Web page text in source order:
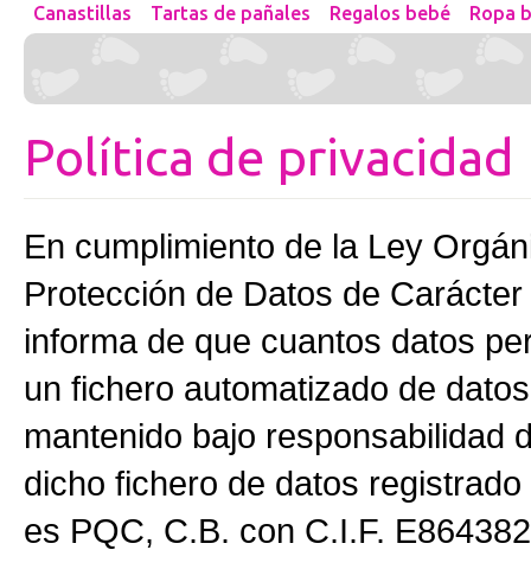
Canastillas Tartas de pañales Regalos bebé Ropa
Política de privacidad
En cumplimiento de la Ley
Protección de Datos de
informa de que cuantos datos
un fichero automatizado de
mantenido bajo responsabilidad
dicho fichero de datos
es PQC, C.B. con C.I.F.